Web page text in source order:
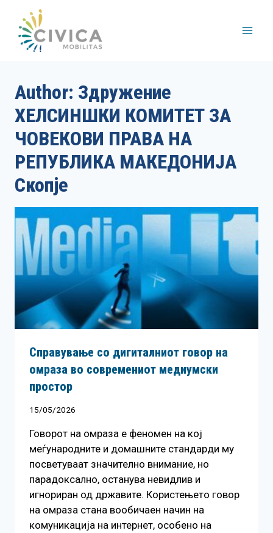
content
Author: Здружение
ХЕЛСИНШКИ КОМИТЕТ ЗА
ЧОВЕКОВИ ПРАВА НА
РЕПУБЛИКА МАКЕДОНИЈА
Скопје
Справување со дигиталниот говор на
омраза во современиот медиумски
простор
15/05/2026
Говорот на омраза е феномен на кој
меѓународните и домашните стандарди му
посветуваат значително внимание, но
парадоксално, останува невидлив и
игнориран од државите. Користењето говор
на омраза стана вообичаен начин на
комуникација на интернет, особено на